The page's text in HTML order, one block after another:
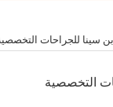
سينا للجراحات
التخصصية